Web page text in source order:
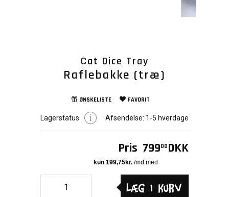
Cat Dice Tray
Raflebakke (træ)
ØNSKELISTE FAVORIT
Lagerstatus Afsendelse: 1-5 hverdage
Pris 79900 DKK
Læg i kurv